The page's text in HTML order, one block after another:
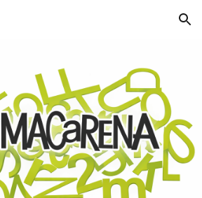
Skip to navigation